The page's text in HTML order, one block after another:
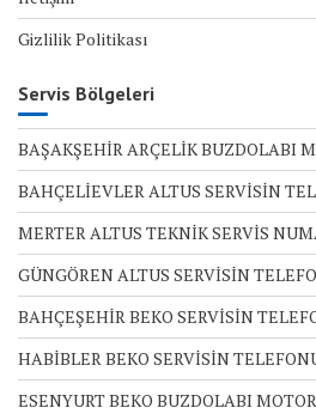
Gizlilik Politikası
Servis Bölgeleri
BAŞAKŞEHİR ARÇELİK BUZDOLABI
BAHÇELİEVLER ALTUS SERVİSİN
MERTER ALTUS TEKNİK SERVİS
GÜNGÖREN ALTUS SERVİSİN
BAHÇEŞEHİR BEKO SERVİSİN
HABİBLER BEKO SERVİSİN
ESENYURT BEKO BUZDOLABI